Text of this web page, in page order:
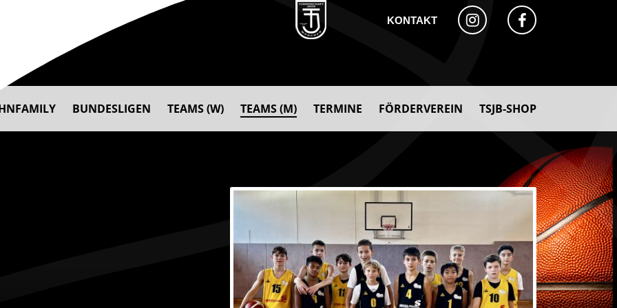
KONTAKT
BUNDESLIGEN TEAMS (W) TEAMS (M) TERMINE FÖRDERVEREIN TSJB-SHOP